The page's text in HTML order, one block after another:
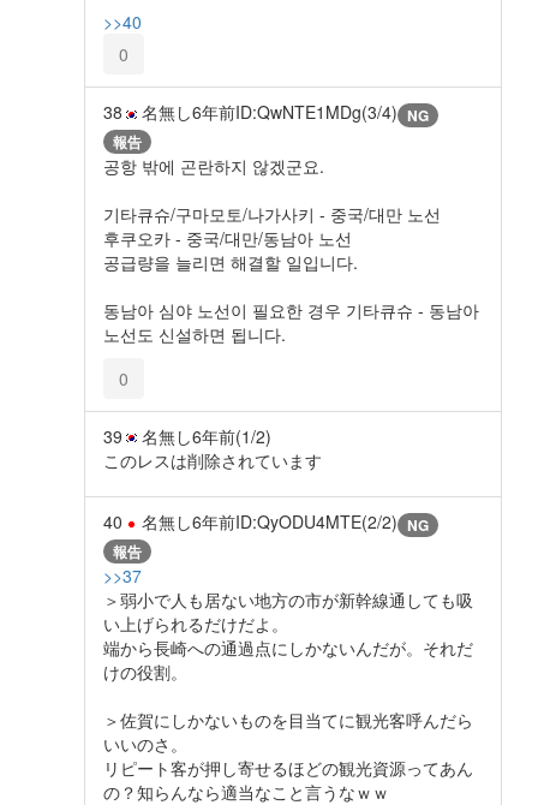
>>40
0
38 名無し6年前ID:QwNTE1MDg(3/4) NG
報告
공항 밖에 곤란하지 않겠군요.
기타큐슈/구마모토/나가사키 - 중국/대만 노선
후쿠오카 - 중국/대만/동남아 노선
공급량을 늘리면 해결할 일입니다.
동남아 심야 노선이 필요한 경우 기타큐슈 - 동남아
노선도 신설하면 됩니다.
0
39 名無し6年前(1/2)
このレスは削除されています
40 名無し6年前ID:QyODU4MTE(2/2) NG
報告
>>37
＞弱小で人も居ない地方の市が新幹線通しても吸
い上げられるだけだよ。
端から長崎への通過点にしかないんだが。それだ
けの役割。
＞佐賀にしかないものを目当てに観光客呼んだら
いいのさ。
リピート客が押し寄せるほどの観光資源ってあん
の？知らんなら適当なこと言うなｗｗ